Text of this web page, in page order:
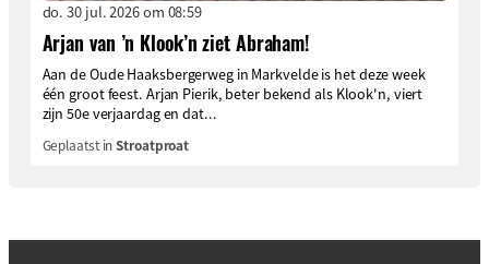
do. 30 jul. 2026 om 08:59
Arjan van ’n Klook’n ziet Abraham!
Aan de Oude Haaksbergerweg in Markvelde is het deze week
één groot feest. Arjan Pierik, beter bekend als Klook'n, viert
zijn 50e verjaardag en dat...
Geplaatst inStroatproat